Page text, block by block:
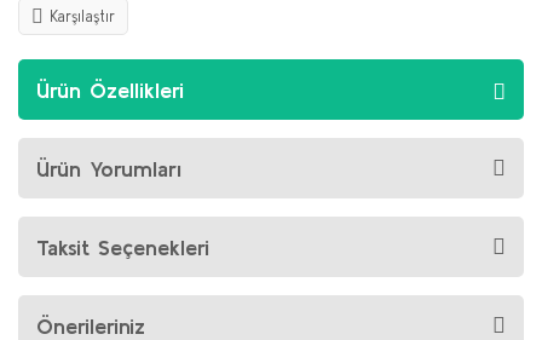
Karşılaştır
Ürün Özellikleri
Ürün Yorumları
Taksit Seçenekleri
Önerileriniz